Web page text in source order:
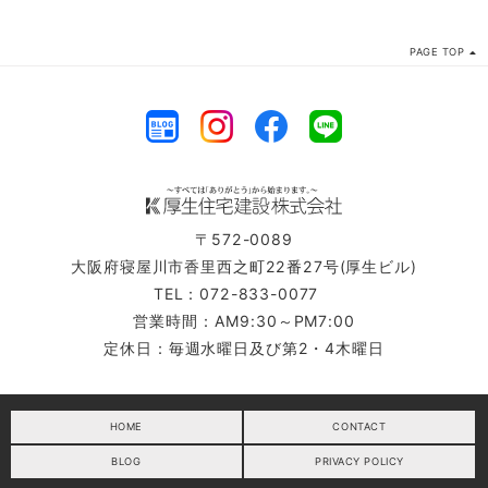
PAGE TOP
〒572-0089
大阪府寝屋川市香里西之町22番27号(厚生ビル)
TEL：072-833-0077
営業時間：AM9:30～PM7:00
定休日：毎週水曜日及び第2・4木曜日
HOME CONTACT
BLOG PRIVACY POLICY